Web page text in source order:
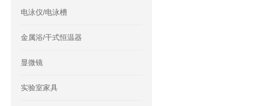
电泳仪/电泳槽
金属浴/干式恒温器
显微镜
实验室家具